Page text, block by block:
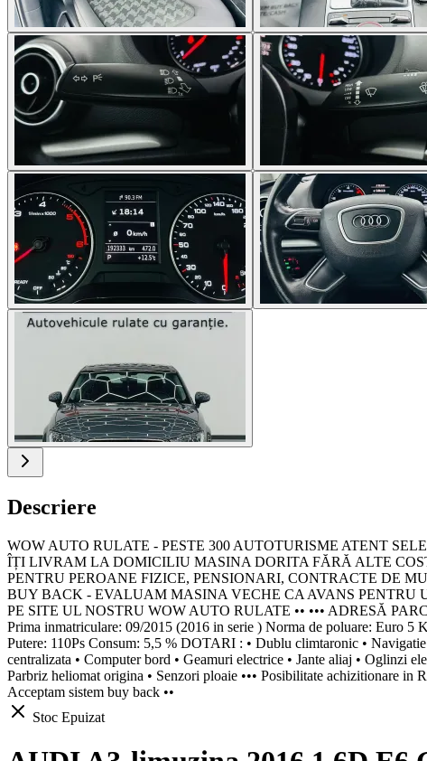
Descriere
WOW AUTO RULATE - PESTE 300 AUTOTURISME ATENT
ÎȚI LIVRAM LA DOMICILIU MASINA DORITA FĂRĂ ALTE
PENTRU PEROANE FIZICE, PENSIONARI, CONTRACTE DE
BUY BACK - EVALUAM MASINA VECHE CA AVANS PENTRU
PE SITE UL NOSTRU WOW AUTO RULATE •• ••• ADRESĂ
Prima inmatriculare: 09/2015 (2016 in serie ) Norma de poluare:
Putere: 110Ps Consum: 5,5 % DOTARI : • Dublu climtaronic •
centralizata • Computer bord • Geamuri electrice • Jante aliaj • Oglinzi
Parbriz heliomat origina • Senzori ploaie ••• Posibilitate achizitionare in
Acceptam sistem buy back ••
Stoc Epuizat